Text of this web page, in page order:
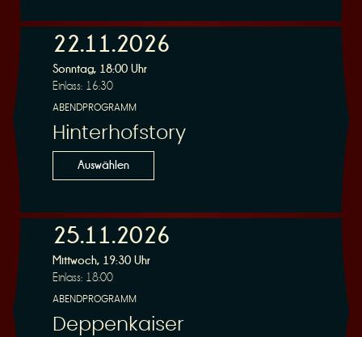
n
g
22.11.2026
Sonntag, 18:00 Uhr
Einlass: 16:30
ABENDPROGRAMM
Hinterhofstory
Auswählen
25.11.2026
Mittwoch, 19:30 Uhr
Einlass: 18:00
ABENDPROGRAMM
Deppenkaiser